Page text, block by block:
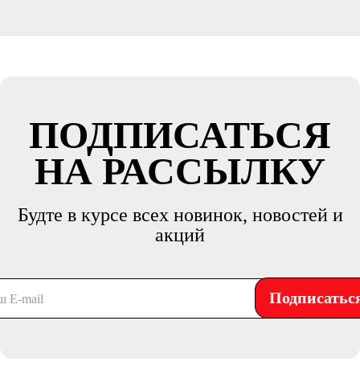
ПОДПИСАТЬСЯ
НА РАССЫЛКУ
Будте в курсе всех новинок, новостей и
акций